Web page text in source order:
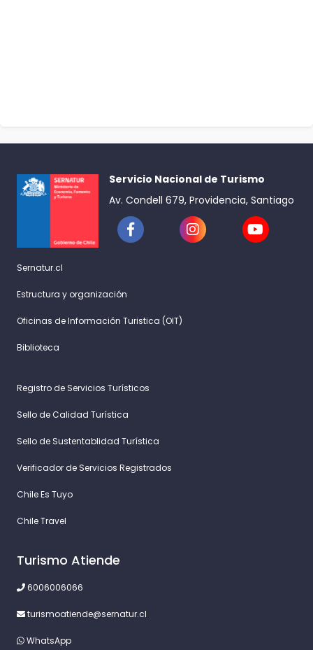
Servicio Nacional de Turismo
Av. Condell 679, Providencia, Santiago
Sernatur.cl
Estructura y organización
Oficinas de Información Turistica (OIT)
Biblioteca
Registro de Servicios Turísticos
Sello de Calidad Turística
Sello de Sustentablidad Turística
Verificador de Servicios Registrados
Chile Es Tuyo
Chile Travel
Turismo Atiende
6006006066
turismoatiende@sernatur.cl
WhatsApp